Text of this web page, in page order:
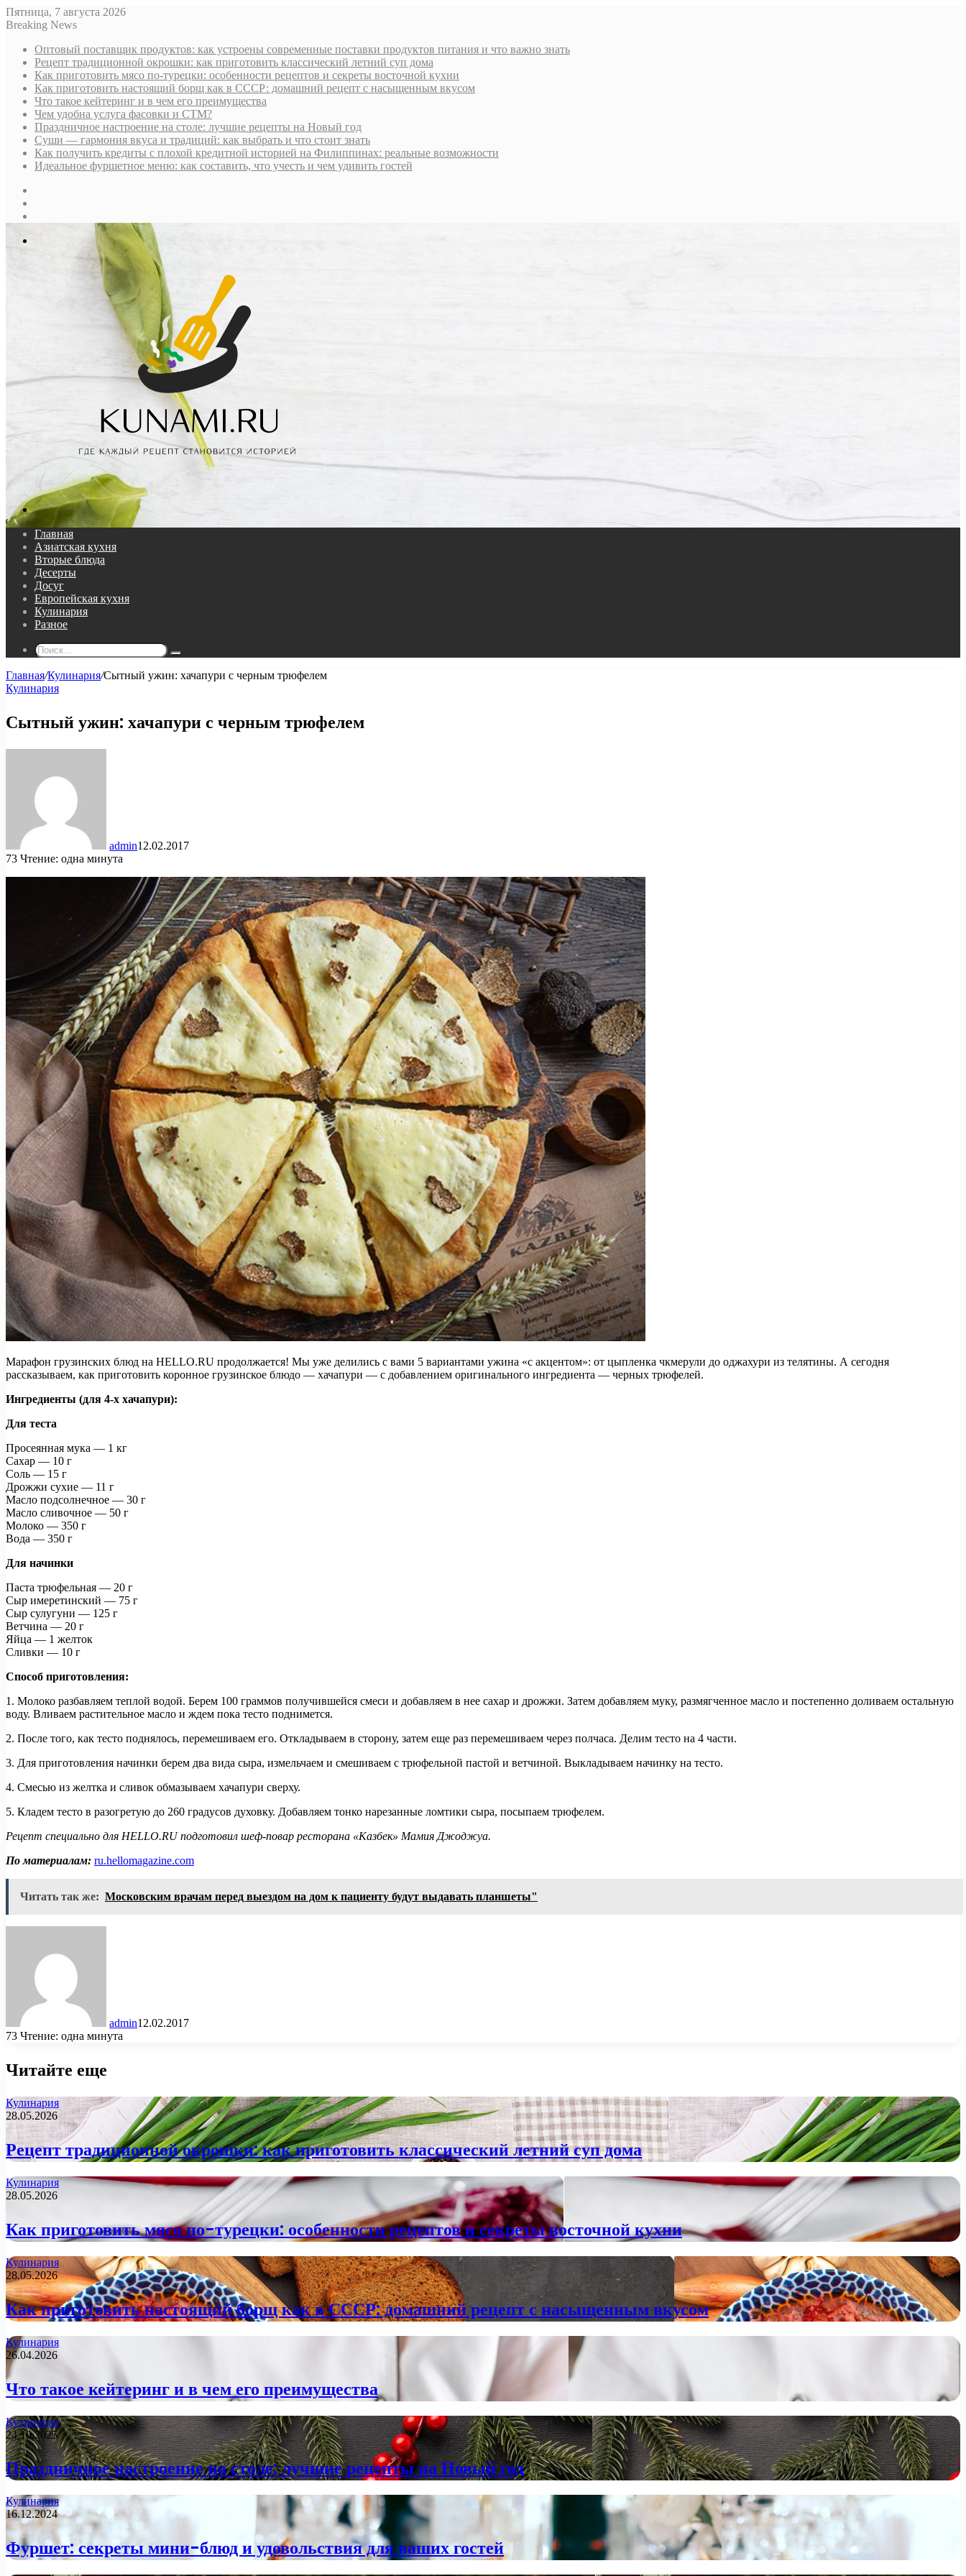
Пятница, 7 августа 2026
Breaking News
Оптовый поставщик продуктов: как устроены современные поставки продуктов питания и что важно знать
Рецепт традиционной окрошки: как приготовить классический летний суп дома
Как приготовить мясо по-турецки: особенности рецептов и секреты восточной кухни
Как приготовить настоящий борщ как в СССР: домашний рецепт с насыщенным вкусом
Что такое кейтеринг и в чем его преимущества
Чем удобна услуга фасовки и СТМ?
Праздничное настроение на столе: лучшие рецепты на Новый год
Суши — гармония вкуса и традиций: как выбрать и что стоит знать
Как получить кредиты с плохой кредитной историей на Филиппинах: реальные возможности
Идеальное фуршетное меню: как составить, что учесть и чем удивить гостей
Поиск...
Главная
Азиатская кухня
Вторые блюда
Десерты
Досуг
Европейская кухня
Кулинария
Разное
Поиск...
Главная/Кулинария/Сытный ужин: хачапури с черным трюфелем
Кулинария
Сытный ужин: хачапури с черным трюфелем
admin12.02.2017
73 Чтение: одна минута
Марафон грузинских блюд на HELLO.RU продолжается! Мы уже делились с вами 5 вариантами ужина «с акцентом»: от цыпленка чкмерули до оджахури из телятины. А сегодня
рассказываем, как приготовить коронное грузинское блюдо — хачапури — с добавлением оригинального ингредиента — черных трюфелей.
Ингредиенты (для 4-х хачапури):
Для теста
Просеянная мука — 1 кг
Сахар — 10 г
Соль — 15 г
Дрожжи сухие — 11 г
Масло подсолнечное — 30 г
Масло сливочное — 50 г
Молоко — 350 г
Вода — 350 г
Для начинки
Паста трюфельная — 20 г
Сыр имеретинский — 75 г
Сыр сулугуни — 125 г
Ветчина — 20 г
Яйца — 1 желток
Сливки — 10 г
Способ приготовления:
1. Молоко разбавляем теплой водой. Берем 100 граммов получившейся смеси и добавляем в нее сахар и дрожжи. Затем добавляем муку, размягченное масло и постепенно доливаем остальную
воду. Вливаем растительное масло и ждем пока тесто поднимется.
2. После того, как тесто поднялось, перемешиваем его. Откладываем в сторону, затем еще раз перемешиваем через полчаса. Делим тесто на 4 части.
3. Для приготовления начинки берем два вида сыра, измельчаем и смешиваем с трюфельной пастой и ветчиной. Выкладываем начинку на тесто.
4. Смесью из желтка и сливок обмазываем хачапури сверху.
5. Кладем тесто в разогретую до 260 градусов духовку. Добавляем тонко нарезанные ломтики сыра, посыпаем трюфелем.
Рецепт специально для HELLO.RU подготовил шеф-повар ресторана «Казбек» Мамия Джоджуа.
По материалам: ru.hellomagazine.com
Читать так же: Московским врачам перед выездом на дом к пациенту будут выдавать планшеты"
admin12.02.2017
73 Чтение: одна минута
Читайте еще
Кулинария
28.05.2026
Рецепт традиционной окрошки: как приготовить классический летний суп дома
Кулинария
28.05.2026
Как приготовить мясо по-турецки: особенности рецептов и секреты восточной кухни
Кулинария
28.05.2026
Как приготовить настоящий борщ как в СССР: домашний рецепт с насыщенным вкусом
Кулинария
26.04.2026
Что такое кейтеринг и в чем его преимущества
Кулинария
24.10.2025
Праздничное настроение на столе: лучшие рецепты на Новый год
Кулинария
16.12.2024
Фуршет: секреты мини-блюд и удовольствия для ваших гостей